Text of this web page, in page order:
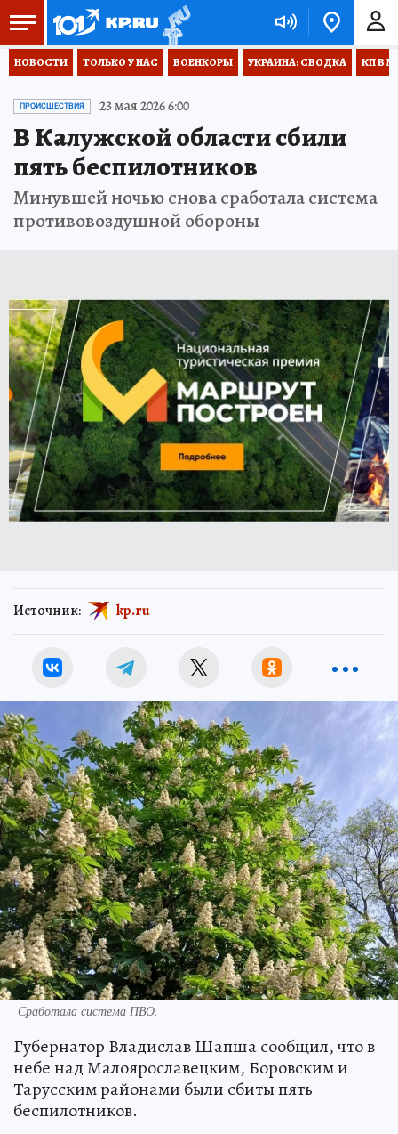
НОВОСТИ ТОЛЬКО У НАС ВОЕНКОРЫ УКРАИНА: СВОДКА КП В
ПРОИСШЕСТВИЯ 23 мая 2026 6:00
В Калужской области сбили
пять беспилотников
Минувшей ночью снова сработала система
противовоздушной обороны
Источник: kp.ru
Сработала система ПВО.
Губернатор Владислав Шапша сообщил, что в
небе над Малоярославецким, Боровским и
Тарусским районами были сбиты пять
беспилотников.